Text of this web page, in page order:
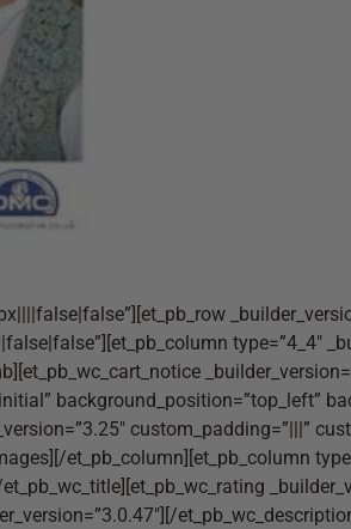
type=”4_4″
background_position=”top_left”
custom_padding=”|||”
et_pb_column][et_pb_column